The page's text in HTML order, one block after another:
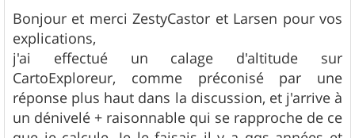
s
s
a
g
e
Bonjour et merci ZestyCastor et Larsen pour vos
explications,
j'ai effectué un calage d'altitude sur
CartoExploreur, comme préconisé par une
réponse plus haut dans la discussion, et j'arrive à
un dénivelé + raisonnable qui se rapproche de ce